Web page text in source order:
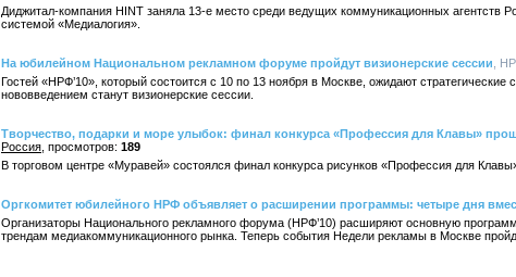
Диджитал-компания HINT заняла 13-е место среди ведущих коммуникационных агентств
системой «Медиалогия».
На юбилейном Национальном рекламном форуме пройдут визионерские сессии ,
Гостей «НРФ’10», который состоится с 10 по 13 ноября в Москве, ожидают
нововведением станут визионерские сессии.
Творчество, подарки и море улыбок: финал конкурса «Профессия для Клавы»
Россия
189
В торговом центре «Муравей» состоялся финал конкурса рисунков «Профессия для
Оргкомитет юбилейного НРФ объявляет о расширении программы: четыре дня
Организаторы Национального рекламного форума (НРФ’10) расширяют основную
трендам медиакоммуникационного рынка. Теперь события Недели рекламы в Москве